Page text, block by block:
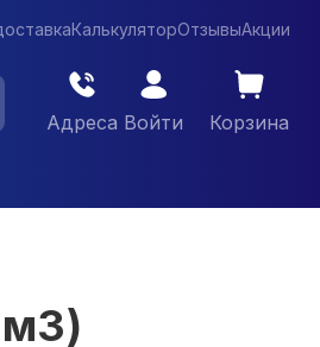
КалькуляторОтзывыАкции
Адреса Войти Корзина